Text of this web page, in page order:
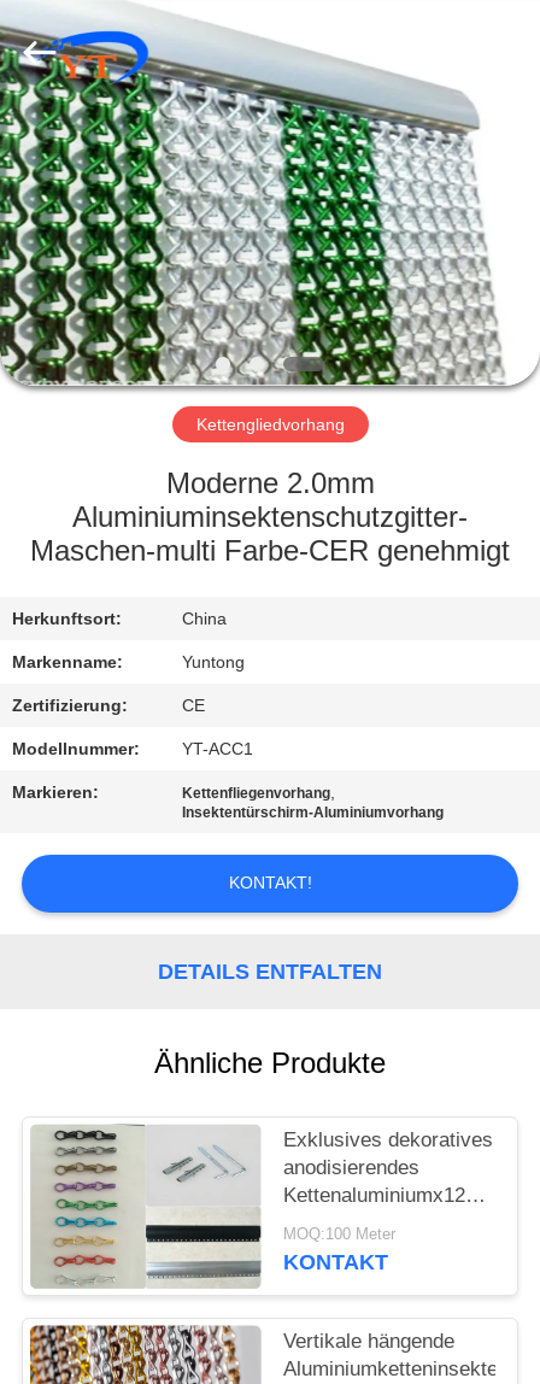
HAUS
PRODUKTE
ÜBER
UNS
FABRIK-
QUALITÄTSKONTROLLE
SIE
MIT
UNS
IN
VERBINDUNG
NACHRICHTEN
DATENSCHUTZRICHTLINIE
Wire
Mesh
Co.,Ltd.
All
Rights
Reserved.
Kettengliedvorhang
Moderne 2.0mm
Aluminiuminsektenschutzgitter-
Maschen-multi Farbe-CER genehmigt
Herkunftsort: China
Markenname: Yuntong
Zertifizierung: CE
Modellnummer: YT-ACC1
Markieren: Kettenfliegenvorhang,
Insektentürschirm-Aluminiumvorhang
KONTAKT!
DETAILS ENTFALTEN
Ähnliche Produkte
Exklusives dekoratives
anodisierendes
Kettenaluminiumx12
des tür-Fliegengitters
24 x 8mm
MOQ:100 Meter
KONTAKT
Vertikale hängende
Aluminiumketteninsekten-